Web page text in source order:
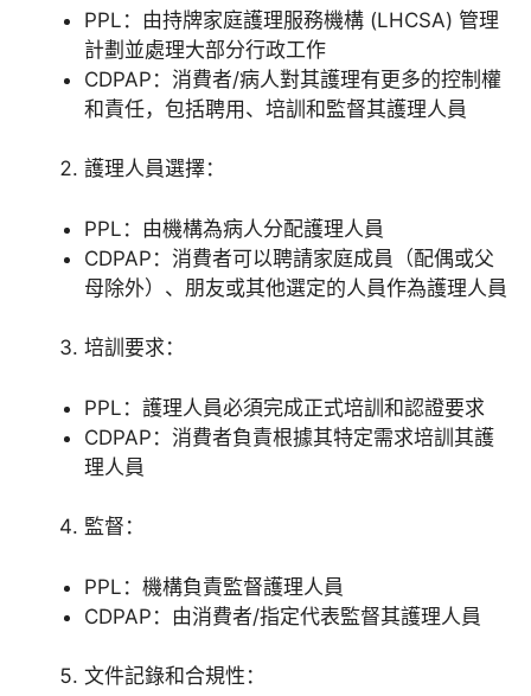
PPL：由持牌家庭護理服務機構 (LHCSA) 管理
計劃並處理大部分行政工作
CDPAP：消費者/病人對其護理有更多的控制權
和責任，包括聘用、培訓和監督其護理人員
護理人員選擇：
PPL：由機構為病人分配護理人員
CDPAP：消費者可以聘請家庭成員（配偶或父
母除外）、朋友或其他選定的人員作為護理人員
培訓要求：
PPL：護理人員必須完成正式培訓和認證要求
CDPAP：消費者負責根據其特定需求培訓其護
理人員
監督：
PPL：機構負責監督護理人員
CDPAP：由消費者/指定代表監督其護理人員
文件記錄和合規性：